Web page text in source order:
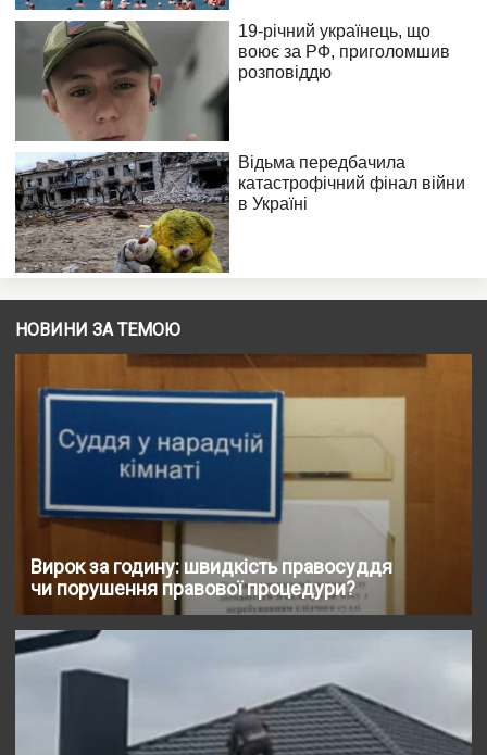
НОВИНИ ЗА ТЕМОЮ
Вирок за годину: швидкість правосуддя
чи порушення правової процедури?